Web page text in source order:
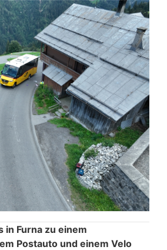
in Furna zu einem
Postauto und einem Velo